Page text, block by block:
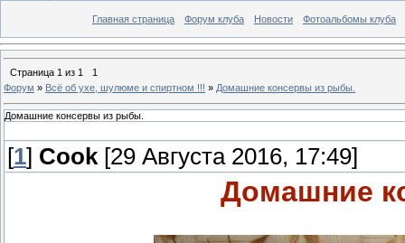
Главная страница Форум клуба Новости Фотоальбомы клуба
Страница 1 из 1
1
Форум » Всё об ухе, шулюме и спиртном !!! » Домашние консервы из рыбы.
Домашние консервы из рыбы.
[1] Cook [29 Августа 2016, 17:49]
Домашние